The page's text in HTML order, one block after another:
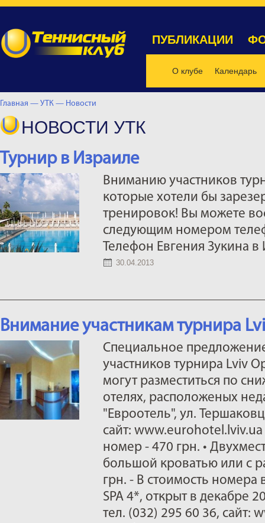
ПУБЛИКАЦИИ
О клубе Календарь
Главная — УТК — Новости
НОВОСТИ УТК
Турнир в Израиле
Вниманию участников
которые хотели бы
тренировок! Вы можете
следующим номером
Телефон Евгения Зукина
30.04.2013
Внимание участникам турнира
Специальное
участников турнира Lviv
могут разместиться по
отелях, расположеных
"Евроотель", ул.
сайт:
номер - 470 грн. •
большой кроватью или с
грн. - В стоимость номера
SPA 4*, открыт в декабре
тел. (032) 295 60 36, сайт: